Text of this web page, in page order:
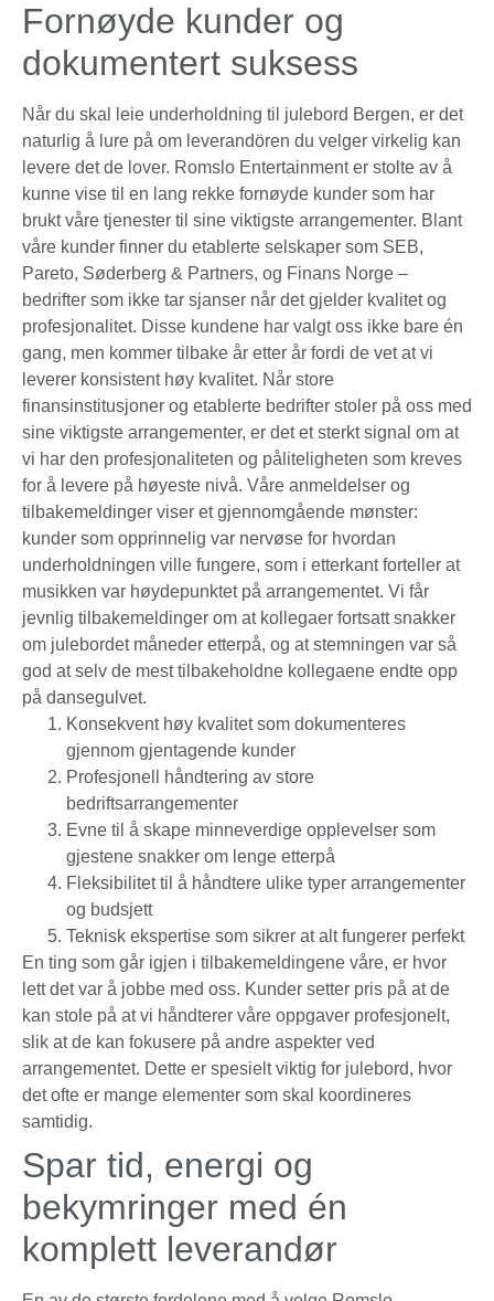
Fornøyde kunder og
dokumentert suksess
Når du skal leie underholdning til julebord Bergen, er det
naturlig å lure på om leverandören du velger virkelig kan
levere det de lover. Romslo Entertainment er stolte av å
kunne vise til en lang rekke fornøyde kunder som har
brukt våre tjenester til sine viktigste arrangementer. Blant
våre kunder finner du etablerte selskaper som SEB,
Pareto, Søderberg & Partners, og Finans Norge –
bedrifter som ikke tar sjanser når det gjelder kvalitet og
profesjonalitet. Disse kundene har valgt oss ikke bare én
gang, men kommer tilbake år etter år fordi de vet at vi
leverer konsistent høy kvalitet. Når store
finansinstitusjoner og etablerte bedrifter stoler på oss med
sine viktigste arrangementer, er det et sterkt signal om at
vi har den profesjonaliteten og påliteligheten som kreves
for å levere på høyeste nivå. Våre anmeldelser og
tilbakemeldinger viser et gjennomgående mønster:
kunder som opprinnelig var nervøse for hvordan
underholdningen ville fungere, som i etterkant forteller at
musikken var høydepunktet på arrangementet. Vi får
jevnlig tilbakemeldinger om at kollegaer fortsatt snakker
om julebordet måneder etterpå, og at stemningen var så
god at selv de mest tilbakeholdne kollegaene endte opp
på dansegulvet.
Konsekvent høy kvalitet som dokumenteres
gjennom gjentagende kunder
Profesjonell håndtering av store
bedriftsarrangementer
Evne til å skape minneverdige opplevelser som
gjestene snakker om lenge etterpå
Fleksibilitet til å håndtere ulike typer arrangementer
og budsjett
Teknisk ekspertise som sikrer at alt fungerer perfekt
En ting som går igjen i tilbakemeldingene våre, er hvor
lett det var å jobbe med oss. Kunder setter pris på at de
kan stole på at vi håndterer våre oppgaver profesjonelt,
slik at de kan fokusere på andre aspekter ved
arrangementet. Dette er spesielt viktig for julebord, hvor
det ofte er mange elementer som skal koordineres
samtidig.
Spar tid, energi og
bekymringer med én
komplett leverandør